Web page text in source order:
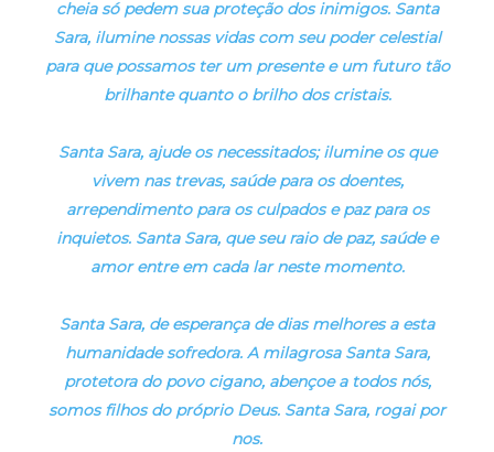
cheia só pedem sua proteção dos inimigos. Santa
Sara, ilumine nossas vidas com seu poder celestial
para que possamos ter um presente e um futuro tão
brilhante quanto o brilho dos cristais.
Santa Sara, ajude os necessitados; ilumine os que
vivem nas trevas, saúde para os doentes,
arrependimento para os culpados e paz para os
inquietos. Santa Sara, que seu raio de paz, saúde e
amor entre em cada lar neste momento.
Santa Sara, de esperança de dias melhores a esta
humanidade sofredora. A milagrosa Santa Sara,
protetora do povo cigano, abençoe a todos nós,
somos filhos do próprio Deus. Santa Sara, rogai por
nos.